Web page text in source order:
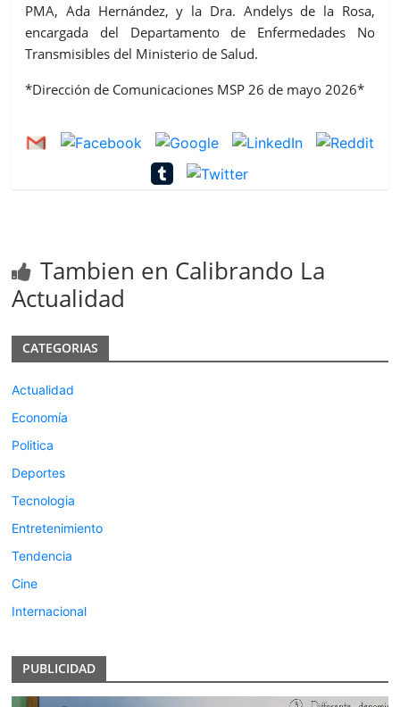
PMA, Ada Hernández, y la Dra. Andelys de la Rosa,
encargada del Departamento de Enfermedades No
Transmisibles del Ministerio de Salud.
*Dirección de Comunicaciones MSP 26 de mayo 2026*
Tambien en Calibrando La
Actualidad
CATEGORIAS
Actualidad
Economía
Politica
Deportes
Tecnologia
Entretenimiento
Tendencia
Cine
Internacional
PUBLICIDAD